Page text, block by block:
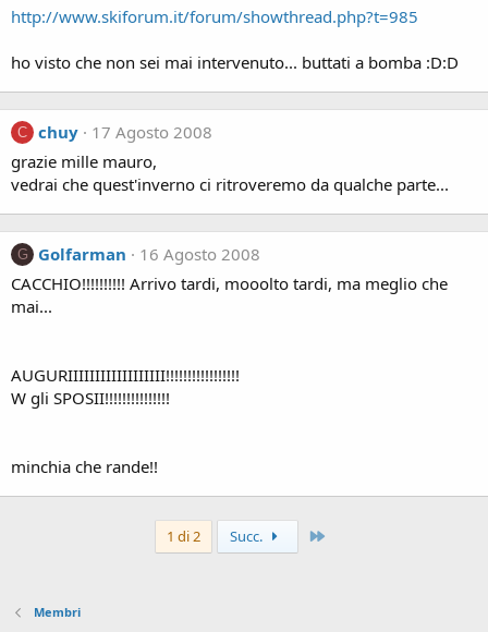
http://www.skiforum.it/forum/showthread.php?t=985
ho visto che non sei mai intervenuto... buttati a bomba :D:D
C chuy
17 Agosto 2008
grazie mille mauro,
vedrai che quest'inverno ci ritroveremo da qualche parte...
G Golfarman
16 Agosto 2008
CACCHIO!!!!!!!!!! Arrivo tardi, mooolto tardi, ma meglio che
mai...
AUGURIIIIIIIIIIIIIIIIII!!!!!!!!!!!!!!!!!
W gli SPOSII!!!!!!!!!!!!!!!
minchia che rande!!
1 di 2 Succ.
Membri